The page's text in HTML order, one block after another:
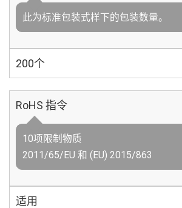
此为标准包装式样下的包装数量。
200个
RoHS 指令
10项限制物质
2011/65/EU 和 (EU) 2015/863
适用